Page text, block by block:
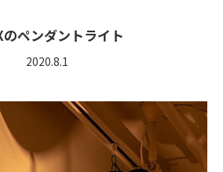
のペンダントライト
2020.8.1